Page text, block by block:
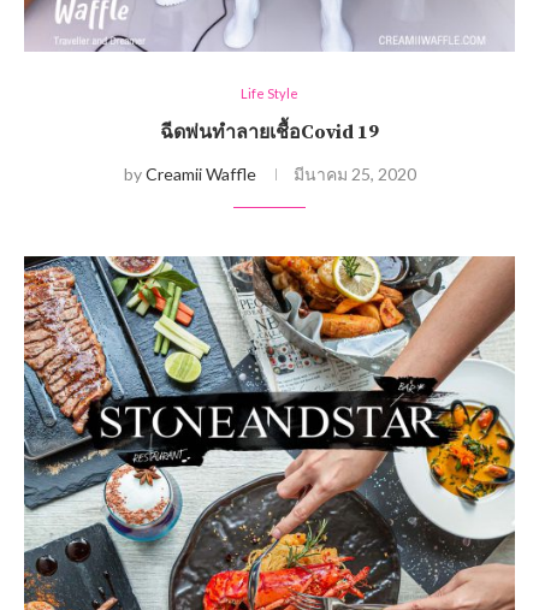
Life Style
ฉีดพ่นทำลายเชื้อCovid 19
byCreamii Waffle มีนาคม 25, 2020